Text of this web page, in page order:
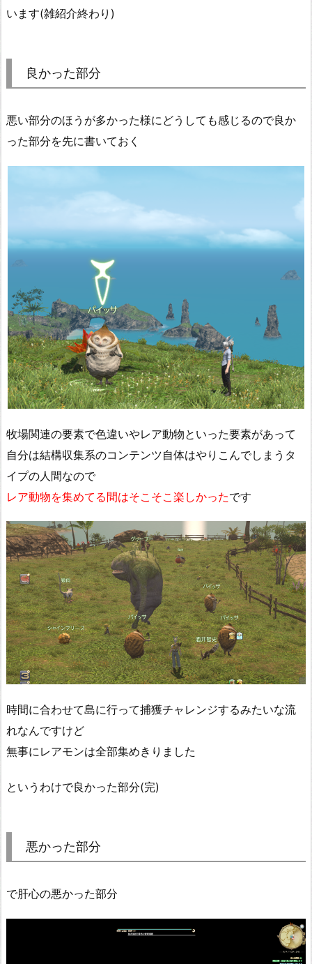
います(雑紹介終わり)
良かった部分
悪い部分のほうが多かった様にどうしても感じるので良か
った部分を先に書いておく
牧場関連の要素で色違いやレア動物といった要素があって
自分は結構収集系のコンテンツ自体はやりこんでしまうタ
イプの人間なので
レア動物を集めてる間はそこそこ楽しかったです
時間に合わせて島に行って捕獲チャレンジするみたいな流
れなんですけど
無事にレアモンは全部集めきりました
というわけで良かった部分(完)
悪かった部分
で肝心の悪かった部分